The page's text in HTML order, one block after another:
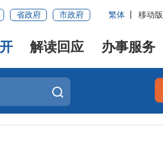
省政府 市政府 繁体 移动版
解读回应 办事服务